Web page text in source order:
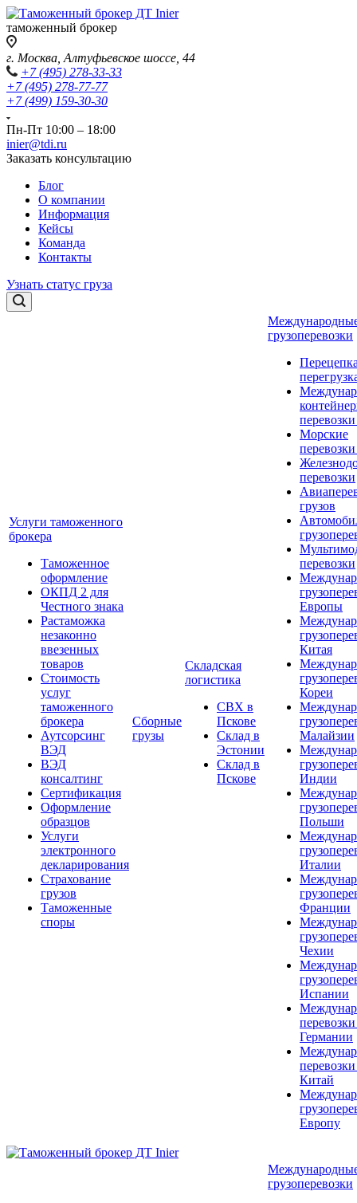
таможенный брокер
г. Москва, Алтуфьевское шоссе, 44
+7 (495) 278-33-33
+7 (495) 278-77-77
+7 (499) 159-30-30
Пн-Пт 10:00 – 18:00
inier@tdi.ru
Заказать консультацию
Блог
О компании
Информация
Кейсы
Команда
Контакты
Узнать статус груза
Услуги таможенного
брокера
Таможенное
оформление
ОКПД 2 для
Честного знака
Растаможка
незаконно
ввезенных
товаров
Стоимость
услуг
таможенного
брокера
Аутсорсинг
ВЭД
ВЭД
консалтинг
Сертификация
Оформление
образцов
Услуги
электронного
декларирования
Страхование
грузов
Таможенные
споры
Сборные
грузы
Складская
логистика
СВХ в
Пскове
Склад в
Эстонии
Склад в
Пскове
грузоперевозки
Морские
перевозки
грузов
перевозки
Европы
Китая
Кореи
Малайзии
Индии
Польши
Италии
Франции
Чехии
Испании
Германии
Китай
Европу
грузоперевозки